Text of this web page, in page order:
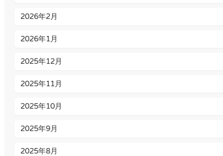
2026年2月
2026年1月
2025年12月
2025年11月
2025年10月
2025年9月
2025年8月